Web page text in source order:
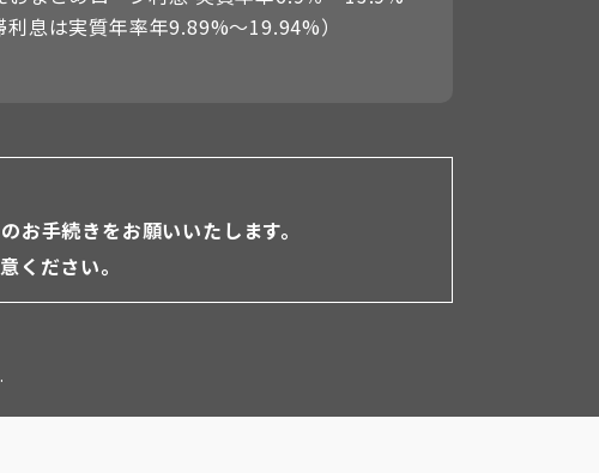
利息は実質年率年9.89%〜19.94%）
手続きをお願いいたします。
ください。